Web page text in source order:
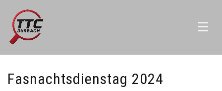
Fasnachtsdienstag 2024